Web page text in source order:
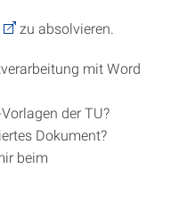
zu absolvieren.
mit Word
der TU?
Dokument?
beim